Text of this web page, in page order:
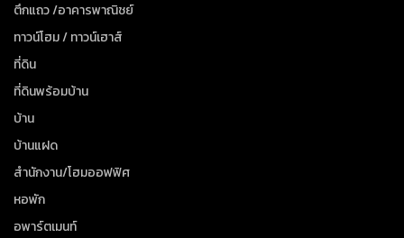
ตึกแถว /อาคารพาณิชย์
ทาวน์โฮม / ทาวน์เฮาส์
ที่ดิน
ที่ดินพร้อมบ้าน
บ้าน
บ้านแฝด
สำนักงาน/โฮมออฟฟิศ
หอพัก
อพาร์ตเมนท์